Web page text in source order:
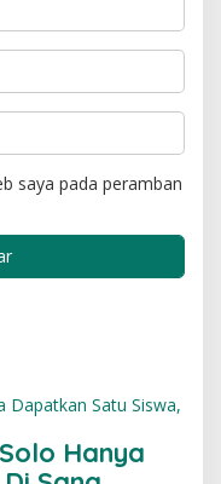
saya pada peramban
Hanya